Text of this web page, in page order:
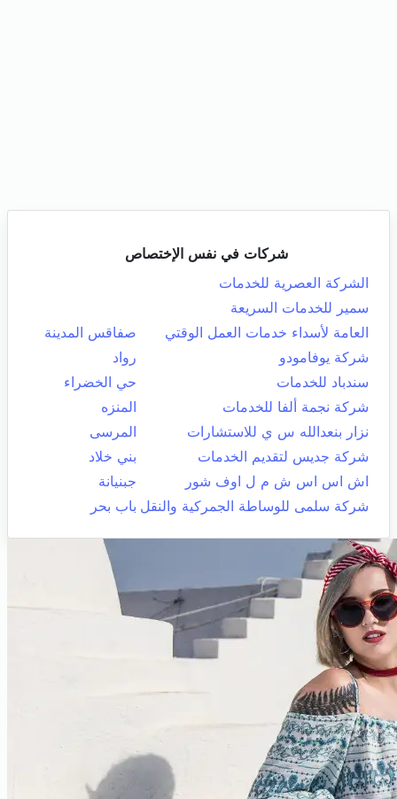
شركات في نفس الإختصاص
الشركة العصرية للخدمات
سمير للخدمات السريعة
العامة لأسداء خدمات العمل الوقتي
صفاقس المدينة
شركة يوفامودو
رواد
سندباد للخدمات
حي الخضراء
شركة نجمة ألفا للخدمات
المنزه
نزار بنعدالله س ي للاستشارات
المرسى
شركة جديس لتقديم الخدمات
بني خلاد
اش اس اس ش م ل اوف شور
جبنيانة
شركة سلمى للوساطة الجمركية والنقل باب بحر